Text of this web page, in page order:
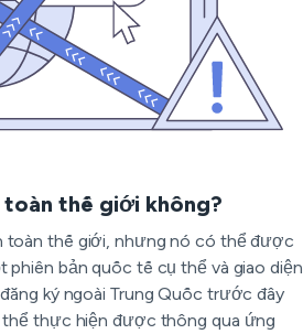
thế giới không?
toàn thế giới, nhưng nó có thể được
bản quốc tế cụ thể và giao diện
ký ngoài Trung Quốc trước đây
thể thực hiện được thông qua ứng